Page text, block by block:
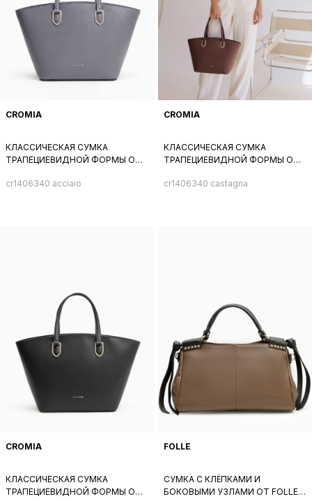
CROMIA
КЛАССИЧЕСКАЯ СУМКА
ТРАПЕЦИЕВИДНОЙ ФОРМЫ ОТ
СЕРОЙ КОЖИ
cr1406340 acciaio
CROMIA
КЛАССИЧЕСКАЯ СУМКА
ТРАПЕЦИЕВИДНОЙ ФОРМЫ ОТ
БОРДОВО-КОРИЧНЕВОГО
cr1406340 castagna
CROMIA
КЛАССИЧЕСКАЯ СУМКА
ТРАПЕЦИЕВИДНОЙ ФОРМЫ ОТ
FOLLE
СУМКА С КЛЁПКАМИ И
БОКОВЫМИ УЗЛАМИ ОТ FOLLE